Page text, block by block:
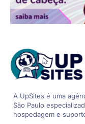
A UpSites é uma
São Paulo
hospedagem e